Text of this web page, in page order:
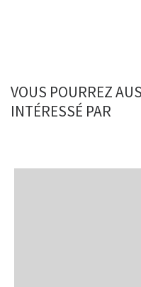
VOUS POURREZ
INTÉRESSÉ PAR